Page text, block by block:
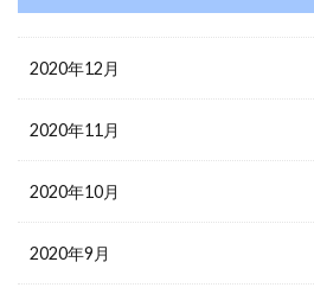
2020年12月
2020年11月
2020年10月
2020年9月